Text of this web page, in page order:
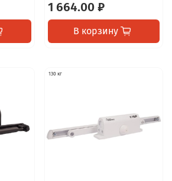
1 664.00 ₽
В корзину
130 кг